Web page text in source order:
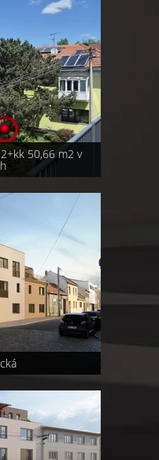
50,66 m2 v